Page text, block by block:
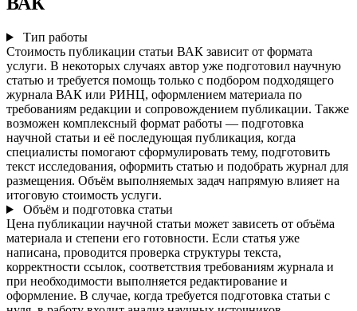
Тип работы
Стоимость публикации статьи ВАК зависит от формата
услуги. В некоторых случаях автор уже подготовил научную
статью и требуется помощь только с подбором подходящего
журнала ВАК или РИНЦ, оформлением материала по
требованиям редакции и сопровождением публикации. Также
возможен комплексный формат работы — подготовка
научной статьи и её последующая публикация, когда
специалисты помогают сформулировать тему, подготовить
текст исследования, оформить статью и подобрать журнал для
размещения. Объём выполняемых задач напрямую влияет на
итоговую стоимость услуги.
Объём и подготовка статьи
Цена публикации научной статьи может зависеть от объёма
материала и степени его готовности. Если статья уже
написана, проводится проверка структуры текста,
корректности ссылок, соответствия требованиям журнала и
при необходимости выполняется редактирование и
оформление. В случае, когда требуется подготовка статьи с